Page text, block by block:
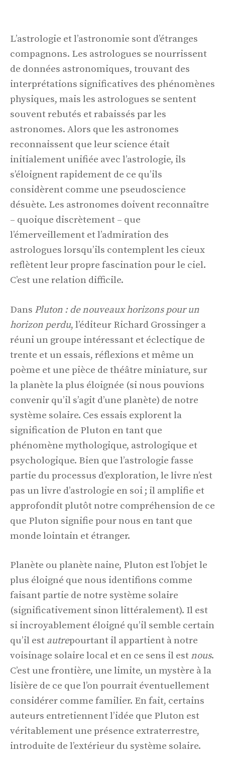
L’astrologie et l’astronomie sont d’étranges
compagnons. Les astrologues se nourrissent
de données astronomiques, trouvant des
interprétations significatives des phénomènes
physiques, mais les astrologues se sentent
souvent rebutés et rabaissés par les
astronomes. Alors que les astronomes
reconnaissent que leur science était
initialement unifiée avec l’astrologie, ils
s’éloignent rapidement de ce qu’ils
considèrent comme une pseudoscience
désuète. Les astronomes doivent reconnaître
– quoique discrètement – ​​que
l’émerveillement et l’admiration des
astrologues lorsqu’ils contemplent les cieux
reflètent leur propre fascination pour le ciel.
C’est une relation difficile.
Dans Pluton : de nouveaux horizons pour un
horizon perdu, l’éditeur Richard Grossinger a
réuni un groupe intéressant et éclectique de
trente et un essais, réflexions et même un
poème et une pièce de théâtre miniature, sur
la planète la plus éloignée (si nous pouvions
convenir qu’il s’agit d’une planète) de notre
système solaire. Ces essais explorent la
signification de Pluton en tant que
phénomène mythologique, astrologique et
psychologique. Bien que l’astrologie fasse
partie du processus d’exploration, le livre n’est
pas un livre d’astrologie en soi ; il amplifie et
approfondit plutôt notre compréhension de ce
que Pluton signifie pour nous en tant que
monde lointain et étranger.
Planète ou planète naine, Pluton est l’objet le
plus éloigné que nous identifions comme
faisant partie de notre système solaire
(significativement sinon littéralement). Il est
si incroyablement éloigné qu’il semble certain
qu’il est autrepourtant il appartient à notre
voisinage solaire local et en ce sens il est nous.
C’est une frontière, une limite, un mystère à la
lisière de ce que l’on pourrait éventuellement
considérer comme familier. En fait, certains
auteurs entretiennent l’idée que Pluton est
véritablement une présence extraterrestre,
introduite de l’extérieur du système solaire.